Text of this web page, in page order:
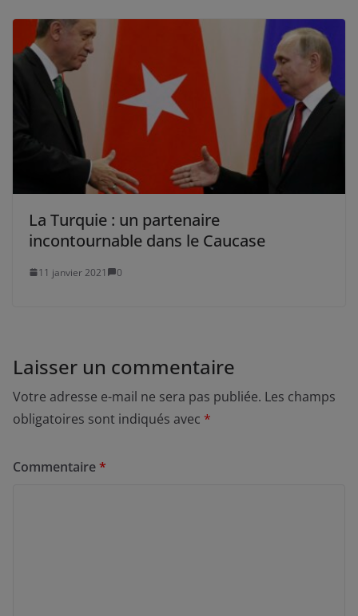
La Turquie : un partenaire
incontournable dans le Caucase
11 janvier 2021 0
Laisser un commentaire
Votre adresse e-mail ne sera pas publiée. Les champs
obligatoires sont indiqués avec *
Commentaire*